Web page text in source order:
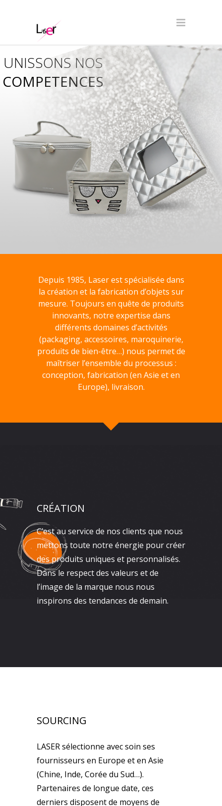
COMPETENCES
UNISSONS NOS
Depuis 1985, Laser est spécialisée dans
la création et la fabrication d’objets sur
mesure. Toujours en quête de produits
innovants, notre expertise dans
différents domaines d’activités
(packaging, accessoires, maroquinerie,
produits de bien-être…) nous permet de
maîtriser l’ensemble du processus :
conception, fabrication (en Asie et en
Europe), livraison.
CRÉATION
C’est au service de nos clients que nous
mettons toute notre énergie pour créer
des produits uniques et personnalisés.
Dans le respect des valeurs et de
l’image de la marque nous nous
inspirons des tendances de demain.
SOURCING
LASER sélectionne avec soin ses
fournisseurs en Europe et en Asie
(Chine, Inde, Corée du Sud…).
Partenaires de longue date, ces
derniers disposent de moyens de